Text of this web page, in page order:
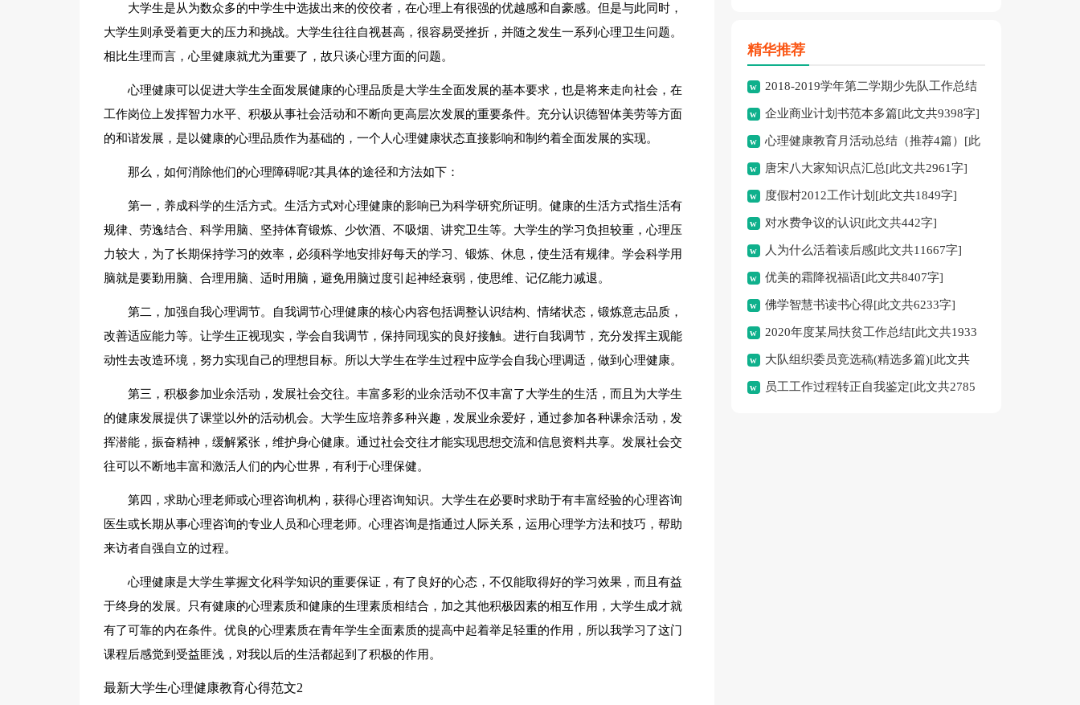
大学生是从为数众多的中学生中选拔出来的佼佼者，在心理上有很强的优越感和自豪感。但是与此同时，
大学生则承受着更大的压力和挑战。大学生往往自视甚高，很容易受挫折，并随之发生一系列心理卫生问题。
相比生理而言，心里健康就尤为重要了，故只谈心理方面的问题。
心理健康可以促进大学生全面发展健康的心理品质是大学生全面发展的基本要求，也是将来走向社会，在
工作岗位上发挥智力水平、积极从事社会活动和不断向更高层次发展的重要条件。充分认识德智体美劳等方面
的和谐发展，是以健康的心理品质作为基础的，一个人心理健康状态直接影响和制约着全面发展的实现。
那么，如何消除他们的心理障碍呢?其具体的途径和方法如下：
第一，养成科学的生活方式。生活方式对心理健康的影响已为科学研究所证明。健康的生活方式指生活有
规律、劳逸结合、科学用脑、坚持体育锻炼、少饮酒、不吸烟、讲究卫生等。大学生的学习负担较重，心理压
力较大，为了长期保持学习的效率，必须科学地安排好每天的学习、锻炼、休息，使生活有规律。学会科学用
脑就是要勤用脑、合理用脑、适时用脑，避免用脑过度引起神经衰弱，使思维、记亿能力减退。
第二，加强自我心理调节。自我调节心理健康的核心内容包括调整认识结构、情绪状态，锻炼意志品质，
改善适应能力等。让学生正视现实，学会自我调节，保持同现实的良好接触。进行自我调节，充分发挥主观能
动性去改造环境，努力实现自己的理想目标。所以大学生在学生过程中应学会自我心理调适，做到心理健康。
第三，积极参加业余活动，发展社会交往。丰富多彩的业余活动不仅丰富了大学生的生活，而且为大学生
的健康发展提供了课堂以外的活动机会。大学生应培养多种兴趣，发展业余爱好，通过参加各种课余活动，发
挥潜能，振奋精神，缓解紧张，维护身心健康。通过社会交往才能实现思想交流和信息资料共享。发展社会交
往可以不断地丰富和激活人们的内心世界，有利于心理保健。
第四，求助心理老师或心理咨询机构，获得心理咨询知识。大学生在必要时求助于有丰富经验的心理咨询
医生或长期从事心理咨询的专业人员和心理老师。心理咨询是指通过人际关系，运用心理学方法和技巧，帮助
来访者自强自立的过程。
心理健康是大学生掌握文化科学知识的重要保证，有了良好的心态，不仅能取得好的学习效果，而且有益
于终身的发展。只有健康的心理素质和健康的生理素质相结合，加之其他积极因素的相互作用，大学生成才就
有了可靠的内在条件。优良的心理素质在青年学生全面素质的提高中起着举足轻重的作用，所以我学习了这门
课程后感觉到受益匪浅，对我以后的生活都起到了积极的作用。
最新大学生心理健康教育心得范文2
精华推荐
2018-2019学年第二学期少先队工作总结
[此文共1630字]
企业商业计划书范本多篇[此文共9398字]
心理健康教育月活动总结（推荐4篇）[此
文共7452字]
唐宋八大家知识点汇总[此文共2961字]
度假村2012工作计划[此文共1849字]
对水费争议的认识[此文共442字]
人为什么活着读后感[此文共11667字]
优美的霜降祝福语[此文共8407字]
佛学智慧书读书心得[此文共6233字]
2020年度某局扶贫工作总结[此文共1933
字] 大队组织委员竞选稿(精选多篇)[此文共
4955字]员工工作过程转正自我鉴定[此文共2785